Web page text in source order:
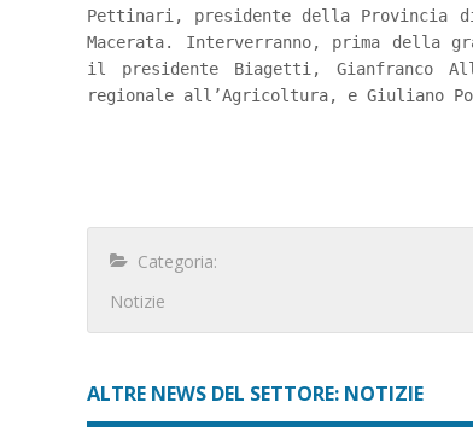
Pettinari, presidente della Provincia di
Macerata. Interverranno, prima della
il presidente Biagetti, Gianfranco
regionale all’Agricoltura, e Giuliano
Categoria:
Notizie
ALTRE NEWS DEL SETTORE: NOTIZIE